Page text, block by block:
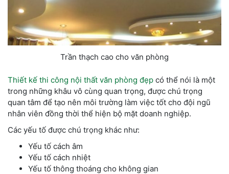
Trần thạch cao cho văn phòng
Thiết kế thi công nội thất văn phòng đẹp có thể nói là một
trong những khâu vô cùng quan trọng, được chú trọng
quan tâm để tạo nên môi trường làm việc tốt cho đội ngũ
nhân viên đồng thời thể hiện bộ mặt doanh nghiệp.
Các yếu tố được chú trọng khác như:
Yếu tố cách âm
Yếu tố cách nhiệt
Yếu tố thông thoáng cho không gian